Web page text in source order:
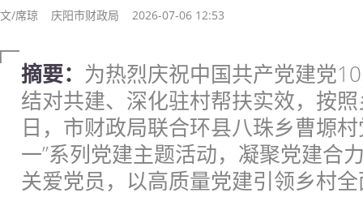
文/席琼 庆阳市财政局 2026-07-06 12:53
摘要： 为热烈庆祝中国共产党建党
结对共建、深化驻村帮扶实效，按
日，市财政局联合环县八珠乡曹塬
一”系列党建主题活动，凝聚党建合
关爱党员，以高质量党建引领乡村